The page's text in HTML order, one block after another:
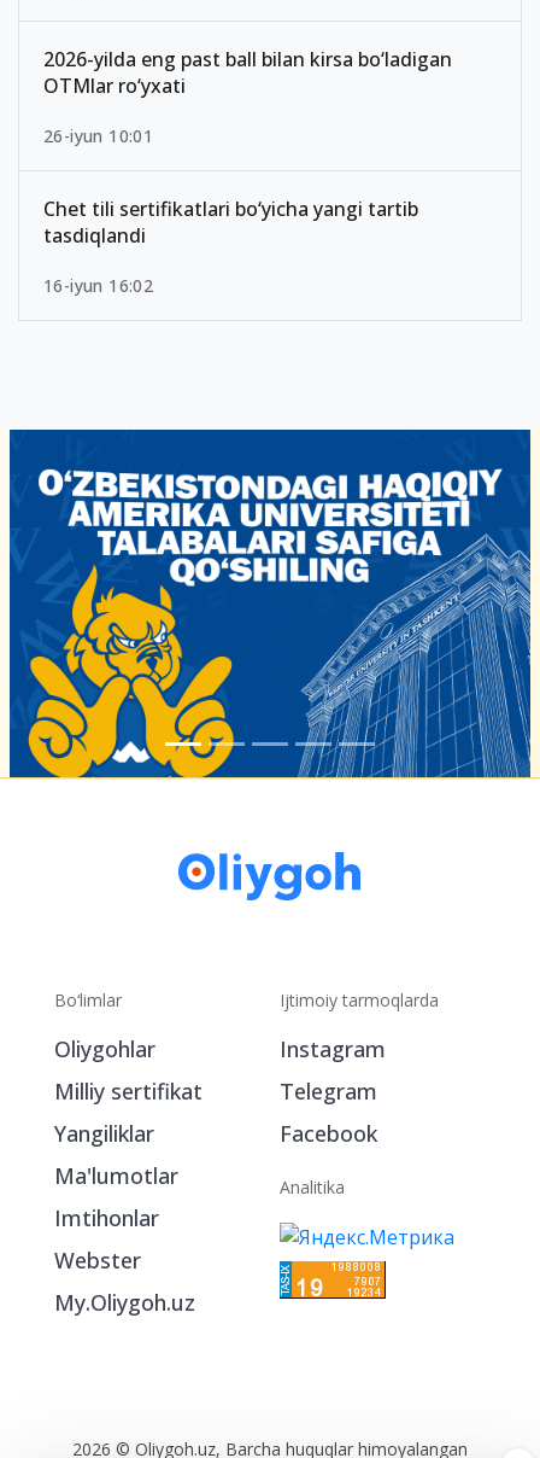
2026-yilda eng past ball bilan kirsa bo‘ladigan
OTMlar ro‘yxati
26-iyun 10:01
Chet tili sertifikatlari bo‘yicha yangi tartib
tasdiqlandi
16-iyun 16:02
Bo‘limlar
Oliygohlar
Milliy sertifikat
Yangiliklar
Ma'lumotlar
Imtihonlar
Webster
My.Oliygoh.uz
Ijtimoiy tarmoqlarda
Instagram
Telegram
Facebook
Analitika
2026 © Oliygoh.uz, Barcha huquqlar himoyalangan